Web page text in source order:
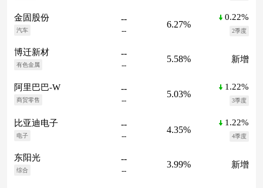
金固股份
汽车
--
--
6.27%
0.22%
2季度
博迁新材
有色金属
--
--
5.58% 新增
阿里巴巴-W
商贸零售
--
--
5.03%
1.22%
3季度
比亚迪电子
电子
--
--
4.35%
1.22%
4季度
东阳光
综合
--
--
3.99% 新增